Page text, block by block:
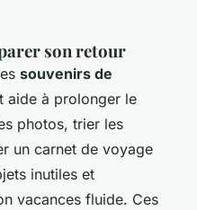
son retour
souvenirs de
aide à prolonger le
photos, trier les
un carnet de voyage
inutiles et
vacances fluide. Ces